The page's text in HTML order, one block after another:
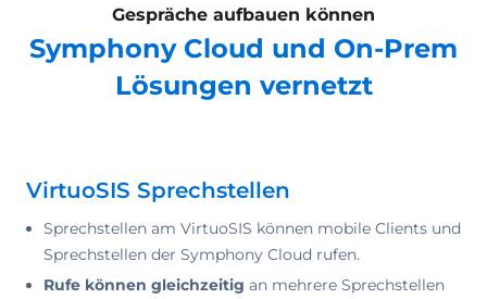
Gespräche aufbauen können
Symphony Cloud und On-Prem
Lösungen vernetzt
VirtuoSIS Sprechstellen
Sprechstellen am VirtuoSIS können mobile Clients und
Sprechstellen der Symphony Cloud rufen.
Rufe können gleichzeitig an mehrere Sprechstellen